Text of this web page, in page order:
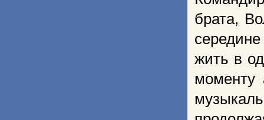
брата,
жить в
моменту